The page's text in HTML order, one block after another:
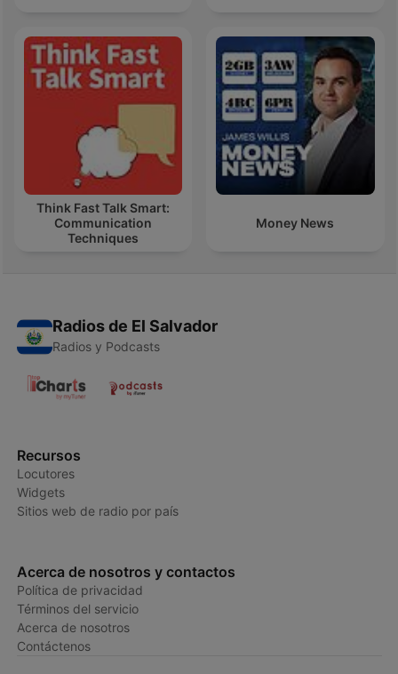
Think Fast Talk Smart:
Communication
Techniques
Money News
Radios de El Salvador
Radios y Podcasts
Recursos
Locutores
Widgets
Sitios web de radio por país
Acerca de nosotros y contactos
Política de privacidad
Términos del servicio
Acerca de nosotros
Contáctenos